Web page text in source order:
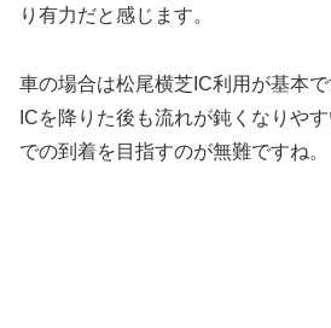
り有力だと感じます。
車の場合は松尾横芝IC利用が基本
ICを降りた後も流れが鈍くなりや
での到着を目指すのが無難ですね。